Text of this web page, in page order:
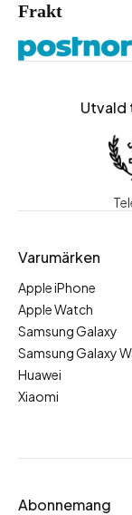
Frakt
Utvald
Varumärken
Apple iPhone
Apple Watch
Samsung Galaxy
Samsung Galaxy
Huawei
Xiaomi
Abonnemang